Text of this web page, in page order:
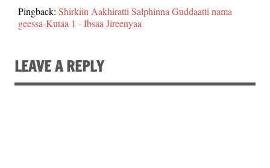
Pingback: Shirkiin Aakhiratti Salphinna Guddaatti nama
geessa-Kutaa 1 - Ibsaa Jireenyaa
LEAVE A REPLY